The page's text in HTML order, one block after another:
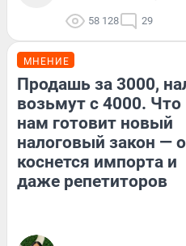
58 128 29
МНЕНИЕ
Продашь за 3000,
возьмут с 4000. Что
нам готовит новый
налоговый закон —
коснется импорта и
даже репетиторов